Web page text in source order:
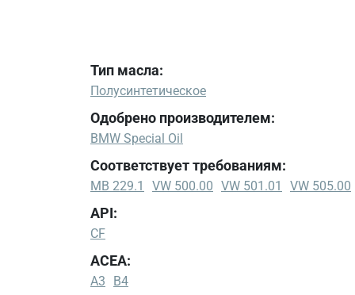
Тип масла:
Полусинтетическое
Одобрено производителем:
BMW Special Oil
Соответствует требованиям:
MB 229.1 VW 500.00 VW 501.01 VW 505.00
API:
CF
ACEA:
A3 B4